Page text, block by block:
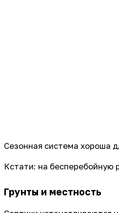
Сезонная система хороша
Кстати: на бесперебойную
Грунты и местность